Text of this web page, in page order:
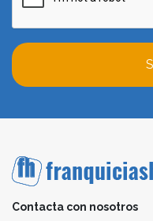
Contacta con nosotros